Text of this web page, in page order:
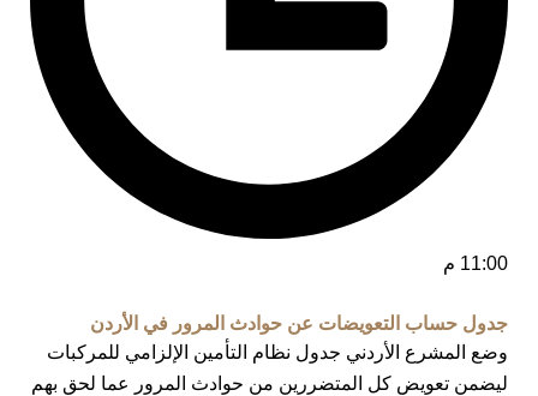
11:00 م
جدول حساب التعويضات عن حوادث المرور في الأردن
وضع المشرع الأردني جدول نظام التأمين الإلزامي للمركبات
ليضمن تعويض كل المتضررين من حوادث المرور عما لحق بهم